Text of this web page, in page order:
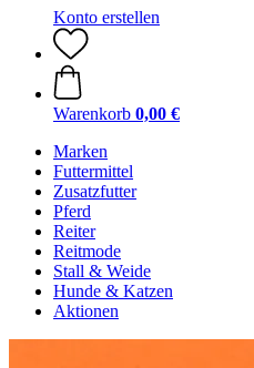
Konto erstellen
Warenkorb 0,00 €
Marken
Futtermittel
Zusatzfutter
Pferd
Reiter
Reitmode
Stall & Weide
Hunde & Katzen
Aktionen